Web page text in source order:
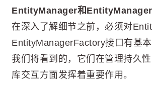
EntityManager和
在深入了解细节之前，必须对
EntityManagerFactory接口有基
我们将看到的，它们在管理持久
库交互方面发挥着重要作用。